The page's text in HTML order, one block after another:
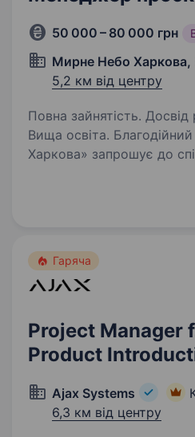
50 000 – 80 000 грн
Мирне Небо
5,2 км від центру
Повна зайнятість. Досвід
Вища освіта. Благодійний фонд «Мирне Небо
Харкова» запрошує до
гуманітарні проекти в
Гаряча
Project Manager
Product
Ajax Systems
6,3 км від центру